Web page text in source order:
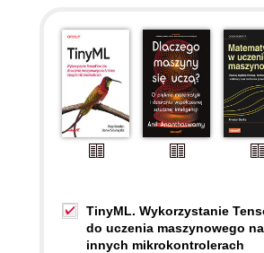
TinyML. Wykorzystanie
do uczenia maszynowego
innych mikrokontrolerach